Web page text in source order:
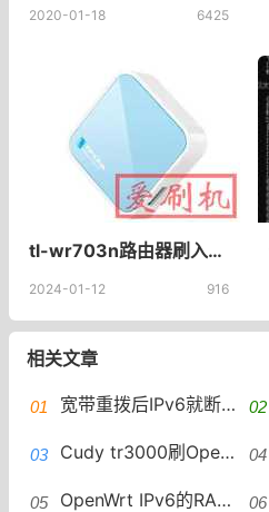
2020-01-18 6425
tl-wr703n路由器刷入openwrt固件 tl-wr703n刷openwrt方法
2024-01-12 916
相关文章
宽带重拨后IPv6就断网？宽带自动重拨后Win10的IPv6失效
Cudy tr3000刷OpenWrt后开启IPv6的方法
OpenWrt IPv6的RA（Router Advertisement）配置OpenWrt IPv6配置中的RA设置